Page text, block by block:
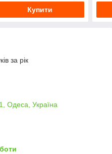
Купити
за рік
Одеса, Україна